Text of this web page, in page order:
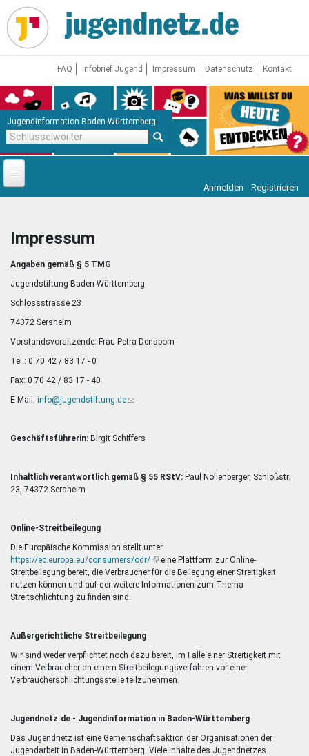
Direkt
zum
Inhalt
FAQ Infobrief Jugend Impressum Datenschutz Kontakt
Jugendinformation Baden-Württemberg
Startseite
Jugendnetz
Freizeit & Reisen
Mentoren & Projekte
Schule & Beruf
Vor Ort
Anmelden Registrieren
Impressum
Angaben gemäß § 5 TMG
Jugendstiftung Baden-Württemberg
Schlossstrasse 23
74372 Sersheim
Vorstandsvorsitzende: Frau Petra Densborn
Tel.: 0 70 42 / 83 17 - 0
Fax: 0 70 42 / 83 17 - 40
E-Mail: info@jugendstiftung.de(Link
Mail)
Geschäftsführerin: Birgit Schiffers
Inhaltlich verantwortlich gemäß § 55 RStV: Paul Nollenberger, Schloßstr.
23, 74372 Sersheim
Online-Streitbeilegung
Die Europäische Kommission stellt unter
https://ec.europa.eu/consumers/odr/(Link
ist
extern)
eine Plattform zur Online-
Streitbeilegung bereit, die Verbraucher für die Beilegung einer Streitigkeit
nutzen können und auf der weitere Informationen zum Thema
Streitschlichtung zu finden sind.
Außergerichtliche Streitbeilegung
Wir sind weder verpflichtet noch dazu bereit, im Falle einer Streitigkeit mit
einem Verbraucher an einem Streitbeilegungsverfahren vor einer
Verbraucherschlichtungsstelle teilzunehmen.
Jugendnetz.de - Jugendinformation in Baden-Württemberg
Das Jugendnetz ist eine Gemeinschaftsaktion der Organisationen der
Jugendarbeit in Baden-Württemberg. Viele Inhalte des Jugendnetzes